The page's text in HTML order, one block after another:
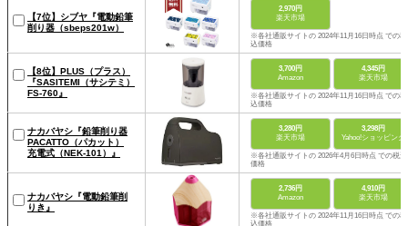
【7位】シブヤ『電動鉛筆
削り器（sbeps201w）
2,970円
楽天市場
※各社通販サイトの 2024年11月16日時点 での税
込価格
【8位】PLUS（プラス）
『SASITEMI（サシテミ）
FS-760』
3,700円
Amazon
4,345円
楽天市場
※各社通販サイトの 2024年11月16日時点 での税
込価格
ナカバヤシ『鉛筆削り器
PACATTO（パカット）
充電式（NEK-101）』
3,280円
楽天市場
3,298円
Yahoo!ショッピング
※各社通販サイトの 2026年4月6日時点 での税込
価格
ナカバヤシ『電動鉛筆削
りき』
2,736円
Amazon
4,910円
楽天市場
※各社通販サイトの 2024年11月16日時点 での税
込価格